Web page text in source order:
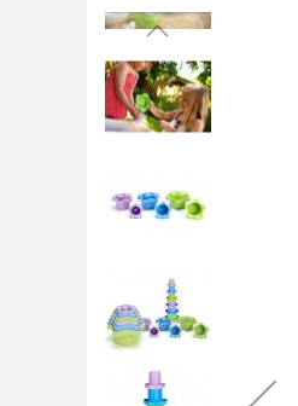
Vai
fine
della
galleria